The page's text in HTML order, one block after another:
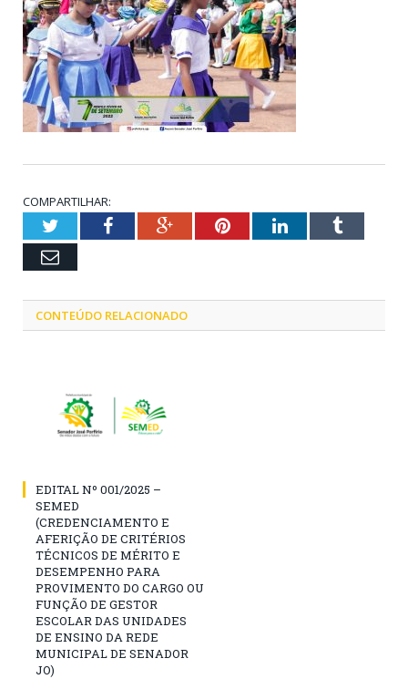
COMPARTILHAR:
TwitterFacebookGoogle+PinterestLinkedInTumblr
Email
CONTEÚDO RELACIONADO
EDITAL Nº 001/2025 –
SEMED
(CREDENCIAMENTO E
AFERIÇÃO DE CRITÉRIOS
TÉCNICOS DE MÉRITO E
DESEMPENHO PARA
PROVIMENTO DO CARGO OU
FUNÇÃO DE GESTOR
ESCOLAR DAS UNIDADES
DE ENSINO DA REDE
MUNICIPAL DE SENADOR
JO)